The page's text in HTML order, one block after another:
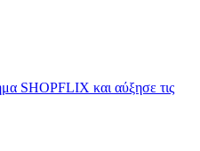
SHOPFLIX και αύξησε τις